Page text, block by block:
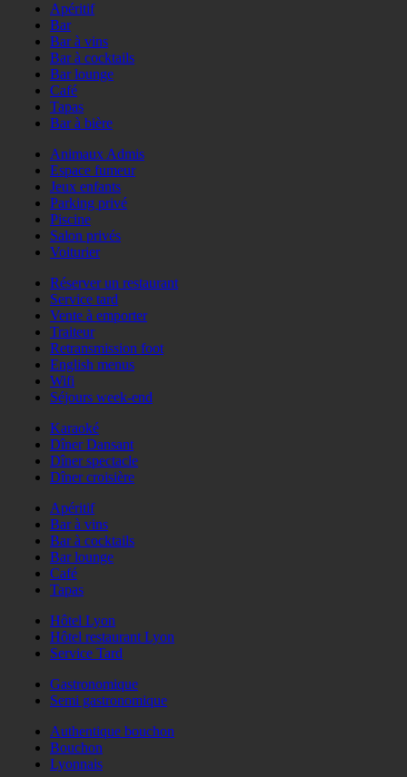
Apéritif
Bar
Bar à vins
Bar à cocktails
Bar lounge
Café
Tapas
Bar à bière
Animaux Admis
Espace fumeur
Jeux enfants
Parking privé
Piscine
Salon privés
Voiturier
Réserver un restaurant
Service tard
Vente à emporter
Traiteur
Retransmission foot
English menus
Wifi
Séjours week-end
Karaoké
Dîner Dansant
Dîner spectacle
Dîner croisière
Apéritif
Bar à vins
Bar à cocktails
Bar lounge
Café
Tapas
Hôtel Lyon
Hôtel restaurant Lyon
Service Tard
Gastronomique
Semi gastronomique
Authentique bouchon
Bouchon
Lyonnais